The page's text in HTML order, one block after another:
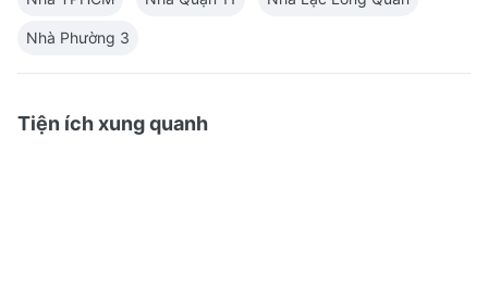
Nhà Phường 3
Tiện ích xung quanh